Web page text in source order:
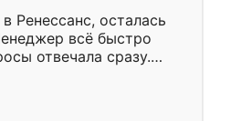
Ренессанс, осталась
всё быстро
отвечала сразу.
субботу, подошёл к
Собрали
аккуратно, даже